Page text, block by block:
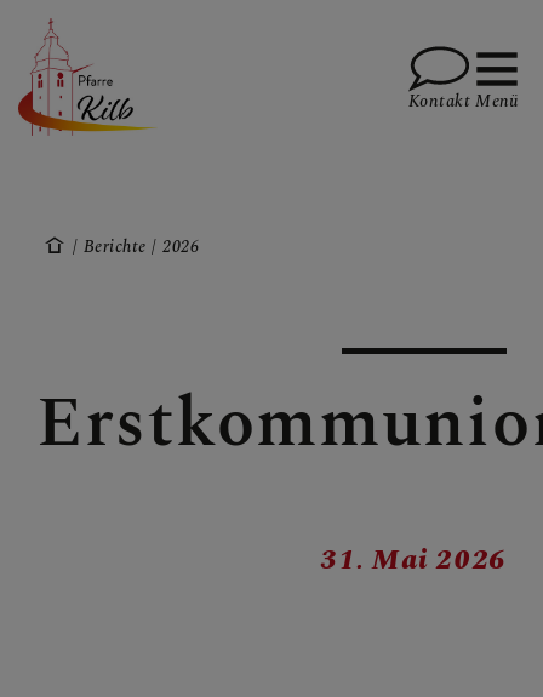
PFARRE
GOTTESDIENSTE
TERMINE
Kontakt Menü
Berichte 2026
31. Mai 2026